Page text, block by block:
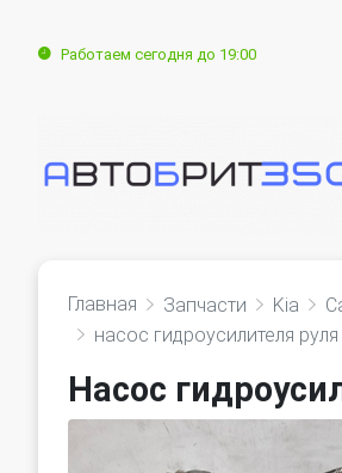
Работаем сегодня до 19:00
Главная Запчасти Kia
насос гидроусилителя руля
Насос